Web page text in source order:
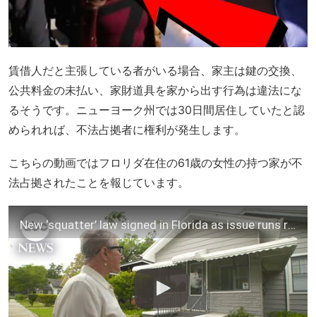
賃借人だと主張している者がいる場合、家主は鍵の交換、
公共料金の未払い、家財道具を家から出す行為は違法にな
るそうです。ニューヨーク州では30日間居住していたと認
められれば、不法占拠者に権利が発生します。
こちらの動画ではフロリダ在住の61歳の女性の持つ家が不
法占拠されたことを報じています。
New ‘squatter’ law signed in Florida as issue runs rampant nationwide